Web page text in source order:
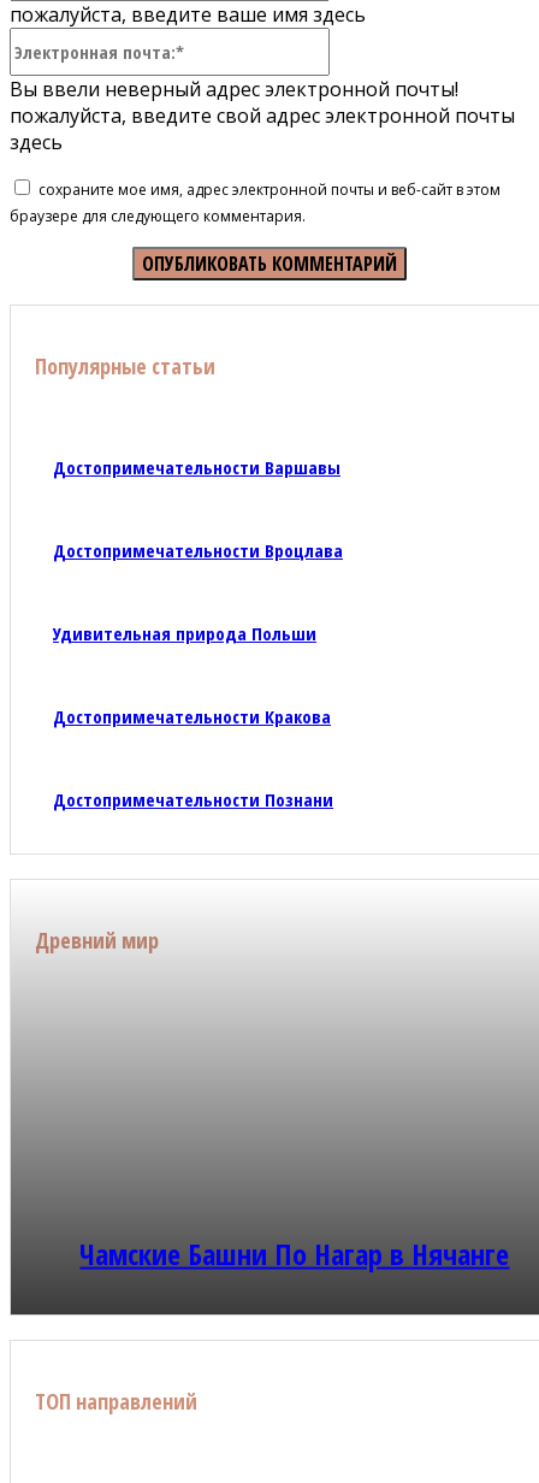
пожалуйста, введите ваше имя здесь
Вы ввели неверный адрес электронной почты!
пожалуйста, введите свой адрес электронной почты
здесь
сохраните мое имя, адрес электронной почты и веб-сайт в этом
браузере для следующего комментария.
Популярные статьи
Достопримечательности Варшавы
Достопримечательности Вроцлава
Удивительная природа Польши
Достопримечательности Кракова
Достопримечательности Познани
Древний мир
Чамские Башни По Нагар в Нячанге
ТОП направлений